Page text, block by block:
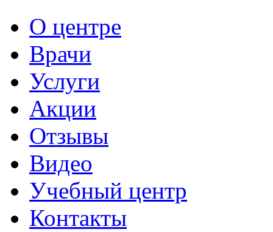
О центре
Врачи
Услуги
Акции
Отзывы
Видео
Учебный центр
Контакты